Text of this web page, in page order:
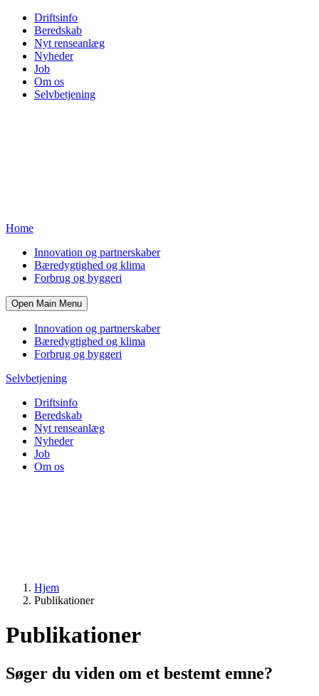
Driftsinfo
Beredskab
Nyt renseanlæg
Nyheder
Job
Om os
Selvbetjening
Home
Innovation og partnerskaber
Bæredygtighed og klima
Forbrug og byggeri
Open Main Menu
Innovation og partnerskaber
Bæredygtighed og klima
Forbrug og byggeri
Selvbetjening
Driftsinfo
Beredskab
Nyt renseanlæg
Nyheder
Job
Om os
Hjem
Publikationer
Publikationer
Søger du viden om et bestemt emne?